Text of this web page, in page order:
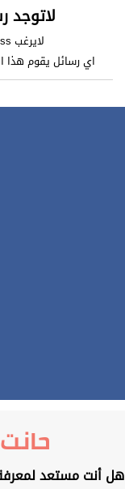
لاتوجد
لايرغب princess بعرض اي مصارحات للعامة
اي رسائل يقوم هذا
هل أنت مستعد